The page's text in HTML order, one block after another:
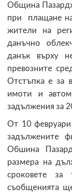
Община
при плащане
жители на
данъчно
данък върху
превозните
Отстъпка е за
имоти и
задължения за
От 10
задължените
Обшина
размера на
сроковете за
съобщенията